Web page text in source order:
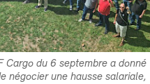
Cargo du 6 septembre a donné
négocier une hausse salariale,